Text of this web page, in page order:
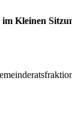
Kleinen